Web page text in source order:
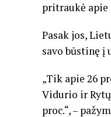
pritraukė apie
Pasak jos,
savo būstinę į
„Tik apie 26
Vidurio ir
proc.“, –